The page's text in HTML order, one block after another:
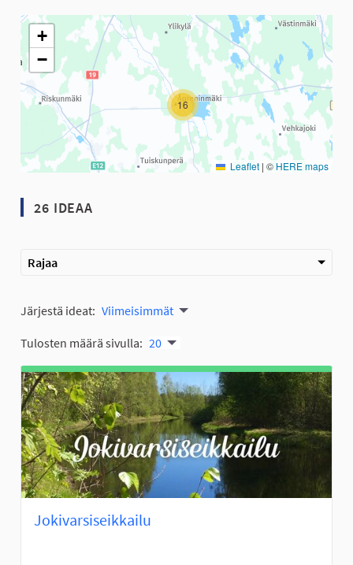
Seuraavassa elementissä on kartta, joka esittää tämän sivun
16
+
−
Leaflet | © HERE maps
26 IDEAA
Rajaa
Järjestä ideat: Viimeisimmät
Tulosten määrä sivulla: 20
Jokivarsiseikkailu